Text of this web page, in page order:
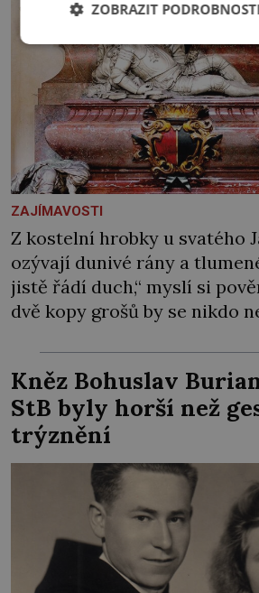
ZAJÍMAVOSTI
Z kostelní hrobky u svatého
ozývají dunivé rány a
jistě řádí duch,“ myslí si
dvě kopy grošů by se nikdo
raději jen skrápí svěcenou
dní divné burácení skutečně
mnoho let později hrobku
Kněz Bohuslav
StB byly horší než
trýznění
ZOBRAZIT